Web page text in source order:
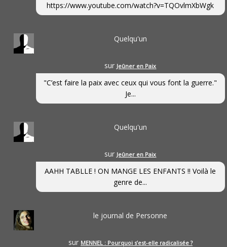
https://www.youtube.com/watch?v=TQOvlmXbWgk
Quelqu'un
sur Jeûner en Paix
"C’est faire la paix avec ceux qui vous font la guerre."
Je...
Quelqu'un
sur Jeûner en Paix
AAHH TABLLE ! ON MANGE LES ENFANTS !! Voilà le
genre de...
le journal de Personne
sur MENNEL : Pourquoi s’est-elle radicalisée ?